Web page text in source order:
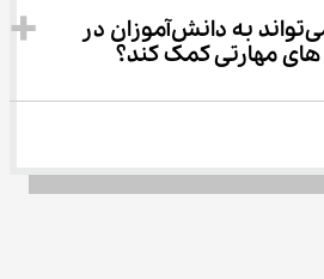
آی نو چگونه می‌تواند به دانش‌آموزان در